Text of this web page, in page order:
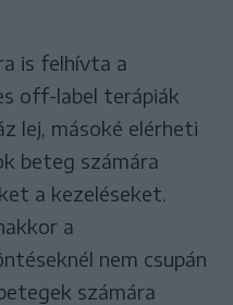
is felhívta a
off-label terápiák
lej, másoké elérheti
beteg számára
a kezeléseket.
a
nem csupán
számára